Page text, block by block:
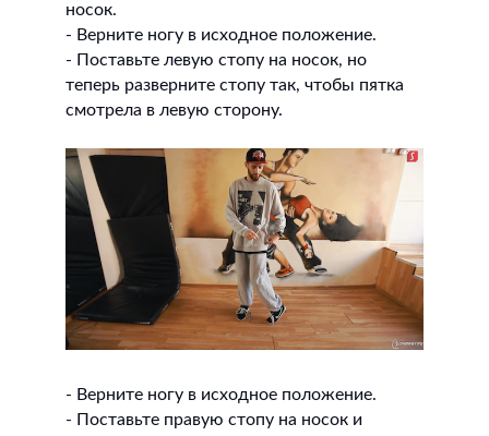
носок.
- Верните ногу в исходное положение.
- Поставьте левую стопу на носок, но
теперь разверните стопу так, чтобы пятка
смотрела в левую сторону.
- Верните ногу в исходное положение.
- Поставьте правую стопу на носок и